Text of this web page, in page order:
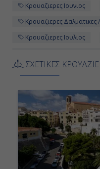
Κρουαζιερες Ιουνιος
Κρουαζιερες Δαλματικες
Κρουαζιερες Ιουλιος
Κρουαζιερες Ισπανια
Κρουαζιερα Βαλετα
Κρουαζιερες Σορεντο
Κρουαζιερες Τζαρντινι
Κρουαζιερες Παλμα
Κρουαζιερα Μαλτα
ΣΧΕΤΙΚΕΣ